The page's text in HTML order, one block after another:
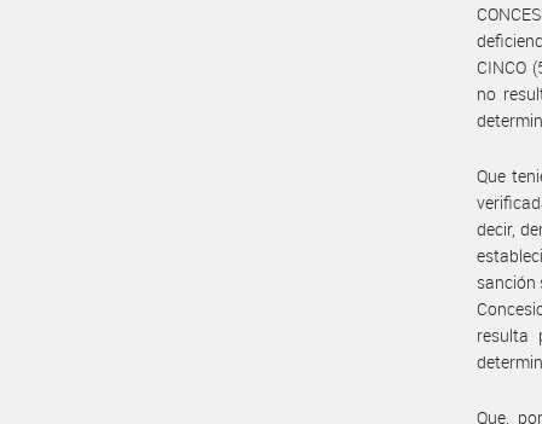
CINCO
no
Que
decir,
sanción
resulta
Que,